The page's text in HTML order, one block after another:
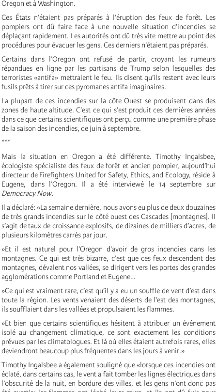
Oregon et à Washington.
Ces États n’étaient pas préparés à l’éruption des feux de forêt. Les
pompiers ont dû faire face à une nouvelle situation d’incendies se
déplaçant rapidement. Les autorités ont dû très vite mettre au point des
procédures pour évacuer les gens. Ces derniers n’étaient pas préparés.
Certains dans l’Oregon ont refusé de partir, croyant les rumeurs
répandues en ligne par les partisans de Trump selon lesquelles des
terroristes «antifa» mettraient le feu. Ils disent qu’ils restent avec leurs
fusils prêts à tirer sur ces pyromanes antifa imaginaires.
La plupart de ces incendies sur la côte Ouest se produisent dans des
zones de haute altitude. C’est ce qui s’est produit ces dernières années
dans ce que certains scientifiques ont perçu comme une première phase
de la saison des incendies, de juin à septembre.
***
Mais la situation en Oregon a été différente. Timothy Ingalsbee,
écologiste spécialiste des feux de forêt et ancien pompier, aujourd’hui
directeur de Firefighters United for Safety, Ethics, and Ecology, réside à
Eugene, dans l’Oregon. Il a été interviewé le 14 septembre sur
Democracy Now.
Il a déclaré: «La semaine dernière, nous avons eu plus de deux douzaines
de très grands incendies sur le côté ouest des Cascades [montagnes]. Il
s’agit de taux de croissance explosifs, de dizaines de milliers d’acres, de
plusieurs kilomètres carrés par jour.
»Et il est naturel pour l’Oregon d’avoir de gros incendies dans les
montagnes. Ce qui est très bizarre, c’est que ces feux descendent des
montagnes, dévalent nos vallées, se dirigent vers les portes des grandes
agglomérations comme Portland et Eugene…
»Ce qui est vraiment rare, c’est qu’il y a eu un souffle de vent d’est dans
toute la région. Les vents venaient des déserts de l’est des montagnes,
ils soufflaient dans les vallées et propulsaient les flammes.
»Et bien que certains scientifiques hésitent à attribuer un événement
isolé au changement climatique, ce sont exactement les conditions
prévues par les climatologues. Et là où elles étaient autrefois rares, elles
deviendront beaucoup plus fréquentes dans les jours à venir.»
Timothy Ingalsbee a également souligné que «lorsque ces incendies ont
éclaté, dans certains cas, le vent a fait tomber les lignes électriques dans
l’obscurité de la nuit, en bordure des villes, et les gens n’ont donc pas